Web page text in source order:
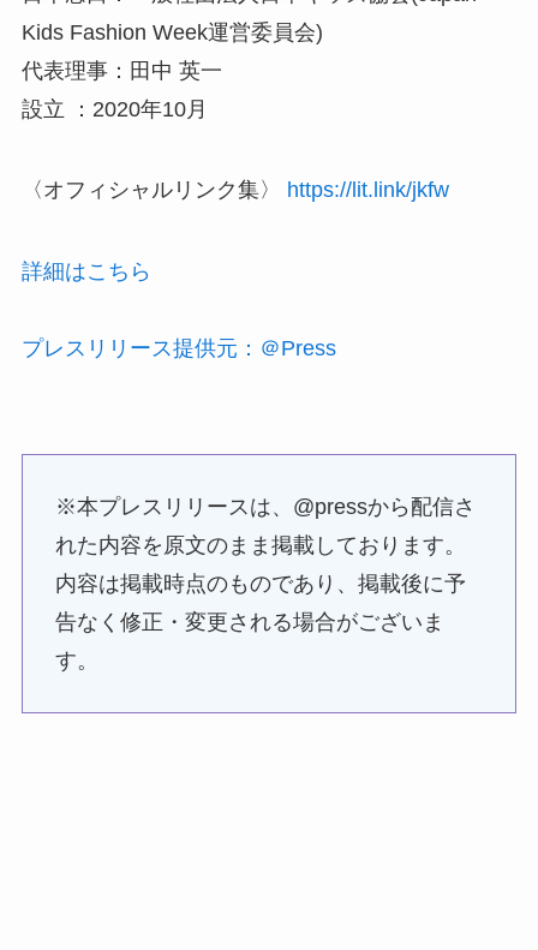
Kids Fashion Week運営委員会)
代表理事：田中 英一
設立 ：2020年10月
〈オフィシャルリンク集〉 https://lit.link/jkfw
詳細はこちら
プレスリリース提供元：＠Press
※本プレスリリースは、@pressから配信さ
れた内容を原文のまま掲載しております。
内容は掲載時点のものであり、掲載後に予
告なく修正・変更される場合がございま
す。